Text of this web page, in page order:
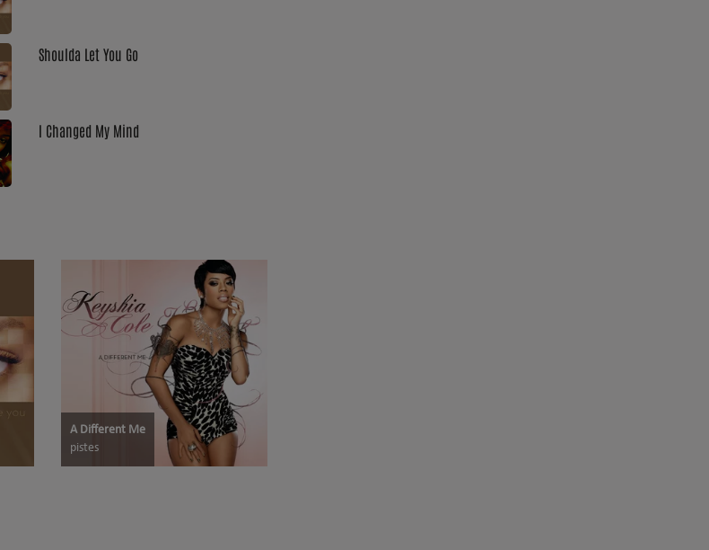
Shoulda Let You Go
I Changed My Mind
A Different Me
pistes